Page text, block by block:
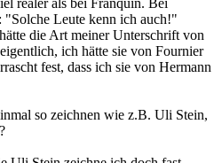
realer als bei Franquin. Bei
Leute kenn ich auch!"
die Art meiner Unterschrift von
ich hätte sie von Fournier
fest, dass ich sie von Hermann
so zeichnen wie z.B. Uli Stein,